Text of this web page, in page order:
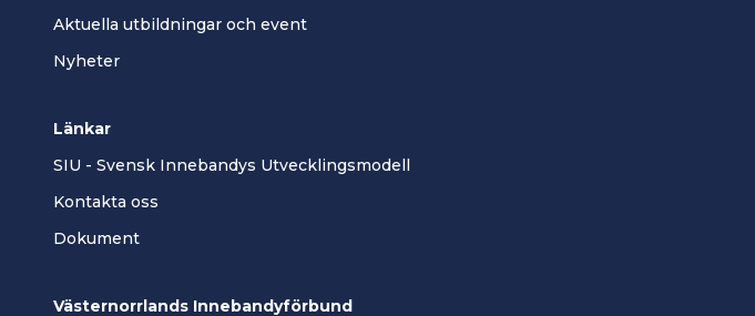
Aktuella utbildningar och event
Nyheter
Länkar
SIU - Svensk Innebandys Utvecklingsmodell
Kontakta oss
Dokument
Västernorrlands Innebandyförbund